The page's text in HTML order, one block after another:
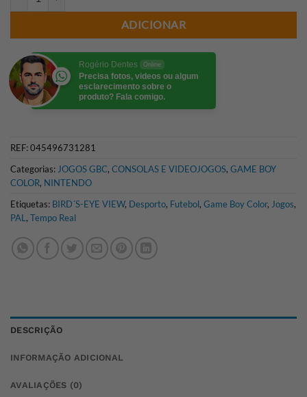
ADICIONAR
Rogério Dentes Online
Precisa fotos, videos ou algum
esclarecimento sobre o
produto? Fala comigo.
REF:045496731281
Categorias:JOGOS GBC, CONSOLAS E VIDEOJOGOS, GAME BOY
COLOR, NINTENDO
Etiquetas: BIRD´S-EYE VIEW, Desporto, Futebol, Game Boy Color, Jogos,
PAL, Tempo Real
DESCRIÇÃO
INFORMAÇÃO ADICIONAL
AVALIAÇÕES (0)